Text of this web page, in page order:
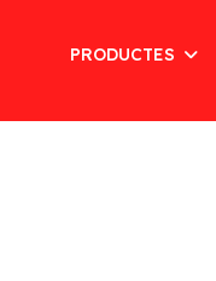
PRODUCTES